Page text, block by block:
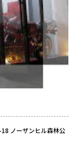
ノーザンヒル森林公